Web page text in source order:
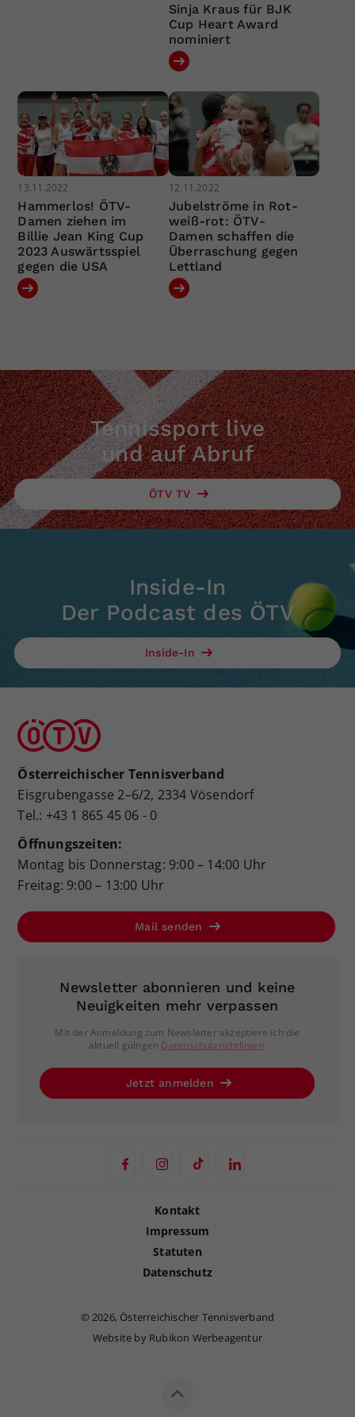
Sinja Kraus für BJK
Cup Heart Award
nominiert
13.11.2022
Hammerlos! ÖTV-
Damen ziehen im
Billie Jean King Cup
2023 Auswärtsspiel
gegen die USA
12.11.2022
Jubelströme in Rot-
weiß-rot: ÖTV-
Damen schaffen die
Überraschung gegen
Lettland
Tennissport live
und auf Abruf
ÖTV TV
Inside-In
Der Podcast des ÖTV
Inside-In
Österreichischer Tennisverband
Eisgrubengasse 2–6/2, 2334 Vösendorf
Tel.: +43 1 865 45 06 - 0
Öffnungszeiten:
Montag bis Donnerstag: 9:00 – 14:00 Uhr
Freitag: 9:00 – 13:00 Uhr
Mail senden
Newsletter abonnieren und keine
Neuigkeiten mehr verpassen
Mit der Anmeldung zum Newsletter akzeptiere ich die
aktuell gültigen Datenschutzrichtlinien.
Jetzt anmelden
Kontakt
Impressum
Statuten
Datenschutz
©2026, Österreichischer Tennisverband
Website by Rubikon Werbeagentur